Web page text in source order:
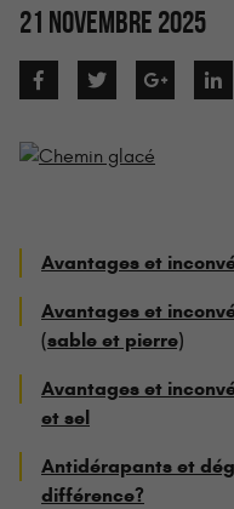
21 NOVEMBRE 2025
Avantages et
Avantages et
(sable et pierre)
Avantages et
et sel
Antidérapants et
différence?